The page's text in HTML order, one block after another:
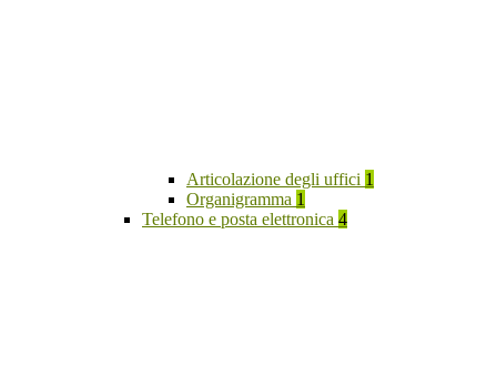
Articolazione degli uffici 1
Organigramma 1
Telefono e posta elettronica 4